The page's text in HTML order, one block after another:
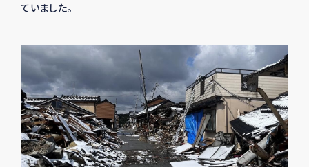
ていました。